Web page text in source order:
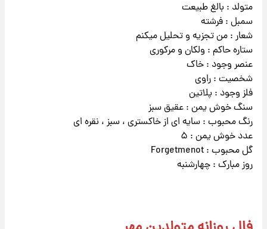
متولد : بالغ طبیعت
سمبل : فرشته
شعار : من تجزیه و تحلیل میکنم
ستاره حاکم : ولکان و مرکوری
عنصر وجود : خاک
شخصیت : راوی
فلز وجود : پلاتین
سنگ خوش یمن : عقیق سبز
رنگ محبوب : سایه ای از خاکستری ، سبز ، نقره ای
عدد خوش یمن : ۵
گل محبوب : Forgetmenot
روز مبارک : چهارشنبه